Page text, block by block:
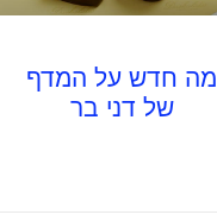
מה חדש על המדף
של דני בר